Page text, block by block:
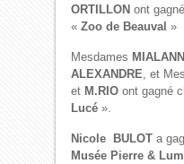
ORTILLON ont
« Zoo de Beauval »
Mesdames
ALEXANDRE , et
et M.RIO ont gagné
Lucé ».
Nicole BULOT a
Musée Pierre &